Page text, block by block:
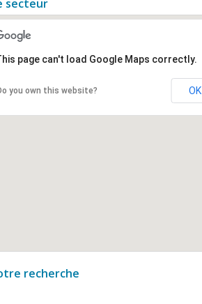
secteur
page can't load Google Maps correctly.
you own this website? OK
recherche